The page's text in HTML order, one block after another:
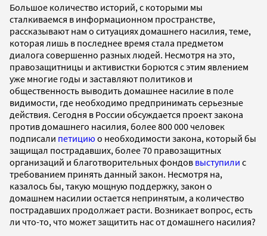
Большое количество историй, с которыми мы
сталкиваемся в информационном пространстве,
рассказывают нам о ситуациях домашнего насилия, теме,
которая лишь в последнее время стала предметом
диалога совершенно разных людей. Несмотря на это,
правозащитницы и активистки борются с этим явлением
уже многие годы и заставляют политиков и
общественность выводить домашнее насилие в поле
видимости, где необходимо предпринимать серьезные
действия. Сегодня в России обсуждается проект закона
против домашнего насилия, более 800 000 человек
подписали петицию о необходимости закона, который бы
защищал пострадавших, более 70 правозащитных
организаций и благотворительных фондов выступили с
требованием принять данный закон. Несмотря на,
казалось бы, такую мощную поддержку, закон о
домашнем насилии остается непринятым, а количество
пострадавших продолжает расти. Возникает вопрос, есть
ли что-то, что может защитить нас от домашнего насилия?